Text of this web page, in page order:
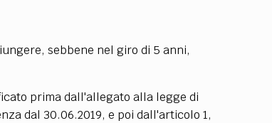
sebbene nel giro di 5 anni,
prima dall'allegato alla legge di
dal 30.06.2019, e poi dall'articolo 1,